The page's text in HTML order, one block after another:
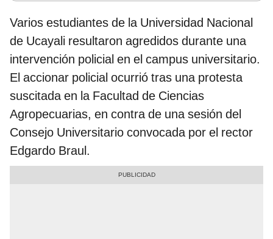
Varios estudiantes de la Universidad Nacional
de Ucayali resultaron agredidos durante una
intervención policial en el campus universitario.
El accionar policial ocurrió tras una protesta
suscitada en la Facultad de Ciencias
Agropecuarias, en contra de una sesión del
Consejo Universitario convocada por el rector
Edgardo Braul.